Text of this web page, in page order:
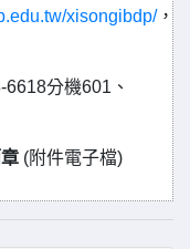
xisongibdp/，
分機601、
(附件電子檔)